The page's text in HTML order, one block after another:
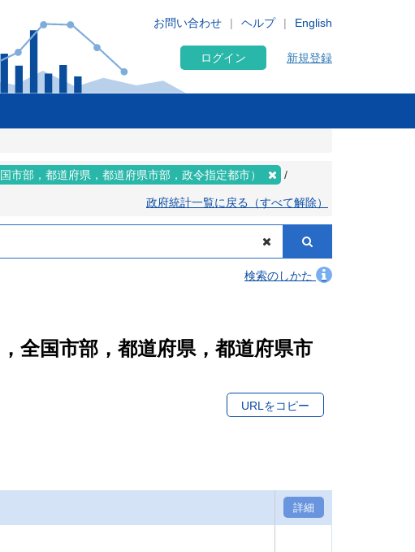
English
お問い合わせ ヘルプ
ログイン 新規登録
市部，都道府県，都道府県市部，政令指定都市）
政府統計一覧に戻る（すべて解除）
検索のしかた
全国市部，都道府県，都道府県市
URLをコピー
詳細